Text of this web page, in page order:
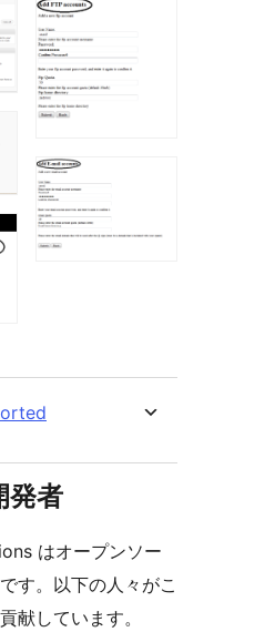
発者
はオープンソー
す。以下の人々がこ
献しています。